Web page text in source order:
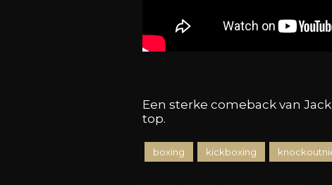
Een sterke comeback van
top.
boxing kickboxing